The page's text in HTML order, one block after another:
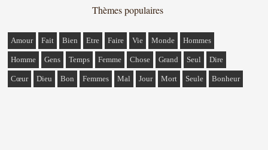
Thèmes populaires
Amour Fait Bien Etre Faire Vie Monde Hommes
Homme Gens Temps Femme Chose Grand Seul Dire
Cœur Dieu Bon Femmes Mal Jour Mort Seule Bonheur